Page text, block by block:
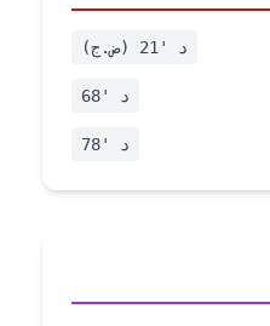
د '21 (ض.ج)
د '68
د '78